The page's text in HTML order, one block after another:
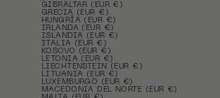
GIBRALTAR (EUR €)
GRECIA (EUR €)
HUNGRÍA (EUR €)
IRLANDA (EUR €)
ISLANDIA (EUR €)
ITALIA (EUR €)
KOSOVO (EUR €)
LETONIA (EUR €)
LIECHTENSTEIN (EUR €)
LITUANIA (EUR €)
LUXEMBURGO (EUR €)
MACEDONIA DEL NORTE (EUR €)